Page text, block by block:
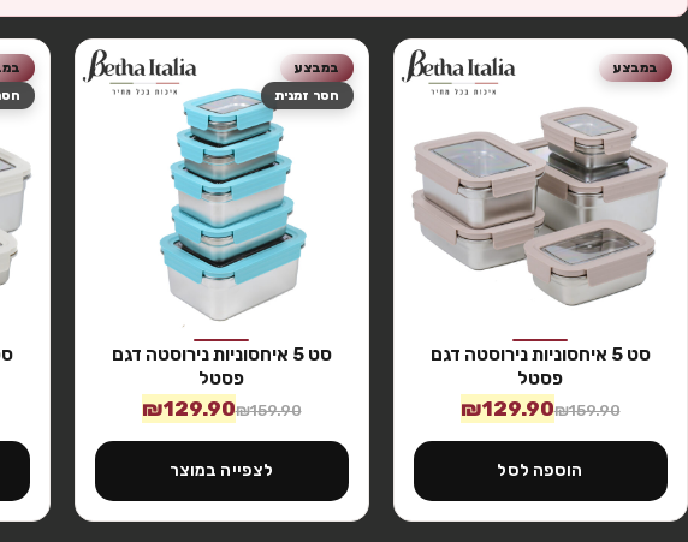
במבצע
סט 5 איחסוניות נירוסטה דגם
פסטל
₪159.90
₪129.90
הוספה לסל
במבצע
חסר זמנית
סט 5 איחסוניות נירוסטה דגם
פסטל
₪159.90
₪129.90
לצפייה במוצר